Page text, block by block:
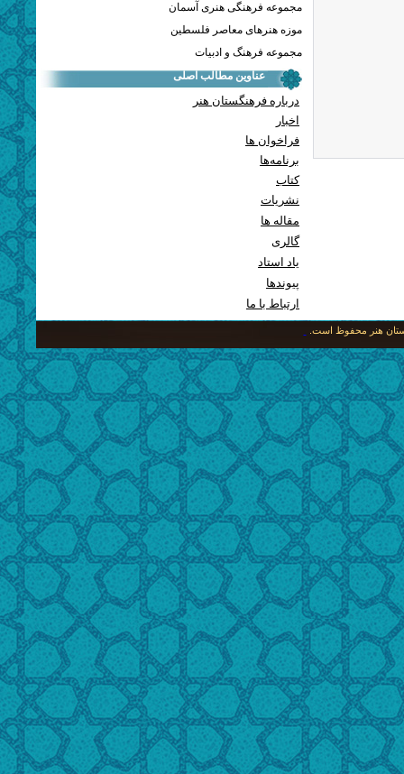
مجموعه فرهنگی هنری آسمان
موزه هنرهای معاصر فلسطین
مجموعه فرهنگ و ادبیات
عناوین مطالب اصلی
درباره فرهنگستان هنر
اخبار
فراخوان ها
برنامه‌ها
کتاب
نشریات
مقاله ها
گالری
یاد استاد
پيوندها
ارتباط با ما
هنر محفوظ است.